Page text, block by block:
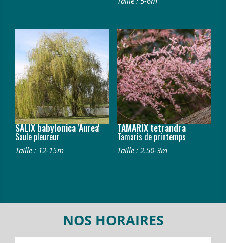
SALIX babylonica 'Aurea'
Saule pleureur
Taille : 12-15m
TAMARIX tetrandra
Tamaris de printemps
Taille : 2.50-3m
NOS HORAIRES